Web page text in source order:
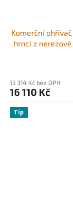
Komerční
hrnci z
perforovanými
13 314 Kč bez DPH
16 110 Kč
Tip